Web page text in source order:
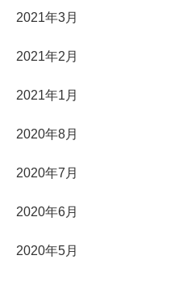
2021年3月
2021年2月
2021年1月
2020年8月
2020年7月
2020年6月
2020年5月